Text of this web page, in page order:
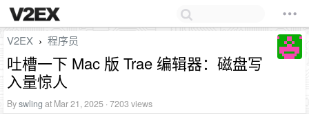
V2EX › 程序员
吐槽一下 Mac 版 Trae 编辑器：磁盘写
入量惊人
Byswling at Mar 21, 2025 · 7203 views